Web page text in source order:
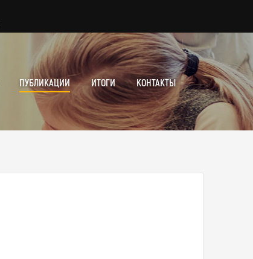
ПУБЛИКАЦИИ ИТОГИ КОНТАКТЫ